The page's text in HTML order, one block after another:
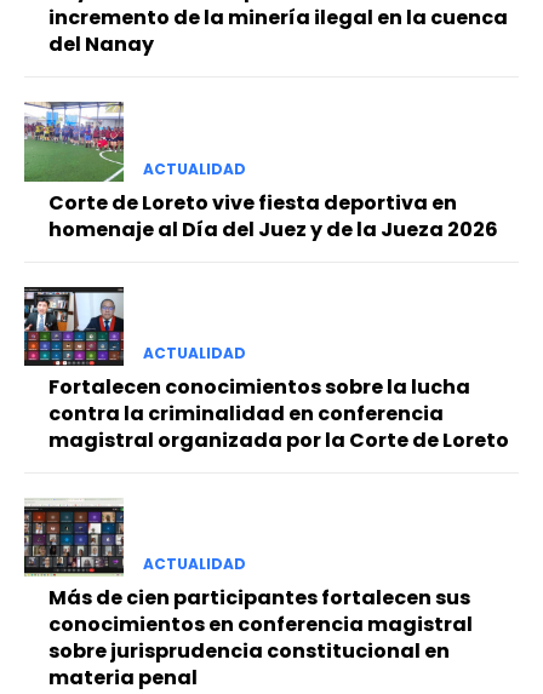
incremento de la minería ilegal en la cuenca
del Nanay
ACTUALIDAD
Corte de Loreto vive fiesta deportiva en
homenaje al Día del Juez y de la Jueza 2026
ACTUALIDAD
Fortalecen conocimientos sobre la lucha
contra la criminalidad en conferencia
magistral organizada por la Corte de Loreto
ACTUALIDAD
Más de cien participantes fortalecen sus
conocimientos en conferencia magistral
sobre jurisprudencia constitucional en
materia penal